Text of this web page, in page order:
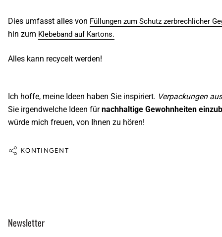
Dies umfasst alles von Füllungen zum Schutz zerbrechlicher
hin zum Klebeband auf Kartons.
Alles kann recycelt werden!
Ich hoffe, meine Ideen haben Sie inspiriert. Verpackungen
Sie irgendwelche Ideen fürnachhaltige Gewohnheiten
würde mich freuen, von Ihnen zu hören!
KONTINGENT
Newsletter